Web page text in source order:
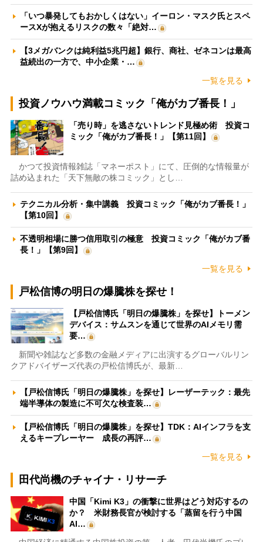
「いつ暴発してもおかしくはない」イーロン・マスク氏とスペ
ースXが抱えるリスクの数々「絶対…
【3メガバンクは純利益5兆円超】銀行、商社、ゼネコンは最高
益続出の一方で、中小企業・…
一覧を見る
投資ノウハウ満載コミック「俺がカブ番長！」
「売り時」を逃さないトレンド見極め術 投資コ
ミック「俺がカブ番長！」【第11回】
かつて投資情報雑誌「マネーポスト」にて、圧倒的な情報量が
詰め込まれた「天下無敵の株コミック」とし…
テクニカル分析・集中講義 投資コミック「俺がカブ番長！」
【第10回】
不透明相場に勝つ信用取引の極意 投資コミック「俺がカブ番
長！」【第9回】
一覧を見る
戸松信博の明日の爆騰株を探せ！
【戸松信博氏「明日の爆騰株」を探せ】トーメン
デバイス：サムスンを通じて世界のAIメモリ需
要…
新聞や雑誌など多数の金融メディアに出演するグローバルリン
クアドバイザーズ代表の戸松信博氏が、最新…
【戸松信博氏「明日の爆騰株」を探せ】レーザーテック：最先
端半導体の製造に不可欠な検査装…
【戸松信博氏「明日の爆騰株」を探せ】TDK：AIインフラを支
えるキープレーヤー 成長の再評…
一覧を見る
田代尚機のチャイナ・リサーチ
中国「Kimi K3」の衝撃に世界はどう対応するの
か？ 米財務長官が検討する「蒸留を行う中国
AI…